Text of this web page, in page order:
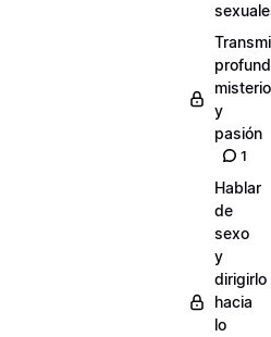
misterio
y
pasión
1
Hablar
de
sexo
y
dirigirlo
hacia
lo